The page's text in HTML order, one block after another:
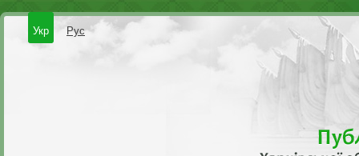
Укр Рус